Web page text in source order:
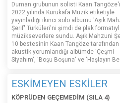
Duman grubunun solisti Kaan
2022 yılında Kurukafa Müzik etiketiyle
yayınladığı ikinci solo albümü 'Aşık
Şerif' Türküleri'ni şimdi de plak
müzikseverlere sundu. Aşık Mahzuni
10 bestesinin Kaan Tangöze tarafından
akustik yorumlandığı albümde 'Çeşmi
Siyahım', 'Boşu Boşuna' ve 'Haşlayın
ESKİMEYEN ESKİLER
KÖPRÜDEN GEÇEMEDİM (SILA 4)